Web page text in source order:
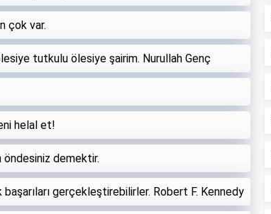
çok var.
tutkulu ölesiye şairim. Nurullah Genç
helal et!
öndesiniz demektir.
başarıları gerçekleştirebilirler. Robert F. Kennedy